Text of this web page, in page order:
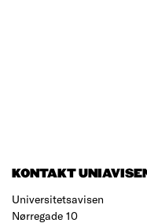
KONTAKT
Universitetsavisen
Nørregade 10